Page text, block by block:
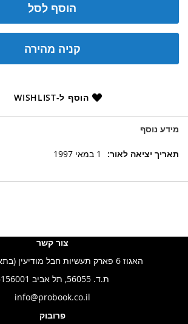
הוסף לסל
קניה מהירה
הוסף ל-WISHLIST
מידע נוסף
מידע
1 במאי 1997
צור קשר
האגוז 6 פארק תעשיות חבל מודיעין (בתאום מראש)
ת.ד. 56055, תל אביב 6156001
info@probook.co.il
פרובוק